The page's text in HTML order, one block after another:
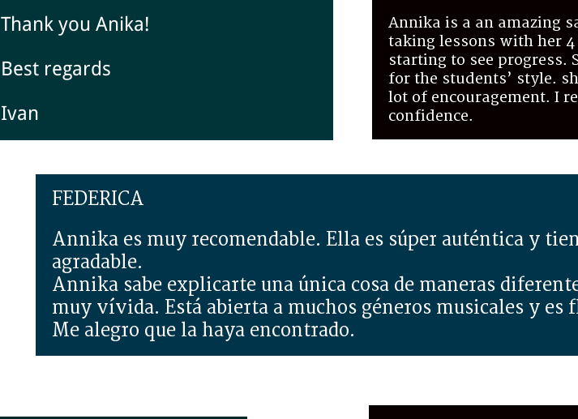
FEDERICA
Annika es muy recomendable. Ella es súper auténtica y
agradable.
Annika sabe explicarte una única cosa de maneras
muy vívida. Está abierta a muchos géneros musicales y es
Me alegro que la haya encontrado.
Thank you Anika!
Best regards
Ivan
Annika is a an amazing
taking lessons with her
starting to see progress.
for the students’ style.
lot of encouragement. I
confidence.